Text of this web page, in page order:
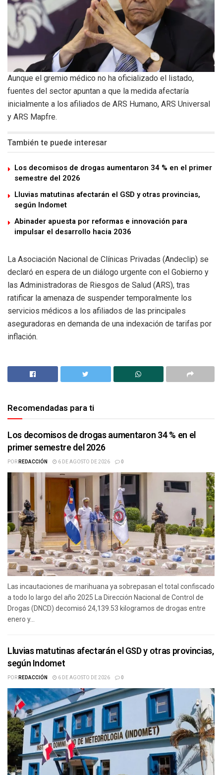
Aunque el gremio médico no ha oficializado el listado,
fuentes del sector apuntan a que la medida afectaría
inicialmente a los afiliados de ARS Humano, ARS Universal
y ARS Mapfre.
También te puede interesar
Los decomisos de drogas aumentaron 34 % en el primer
semestre del 2026
Lluvias matutinas afectarán el GSD y otras provincias,
según Indomet
Abinader apuesta por reformas e innovación para
impulsar el desarrollo hacia 2036
La Asociación Nacional de Clínicas Privadas (Andeclip) se
declaró en espera de un diálogo urgente con el Gobierno y
las Administradoras de Riesgos de Salud (ARS), tras
ratificar la amenaza de suspender temporalmente los
servicios médicos a los afiliados de las principales
aseguradoras en demanda de una indexación de tarifas por
inflación.
Recomendadas para ti
Los decomisos de drogas aumentaron 34 % en el
primer semestre del 2026
PORREDACCIÓN 6 DE AGOSTO DE 2026 0
Las incautaciones de marihuana ya sobrepasan el total confiscado
a todo lo largo del año 2025 La Dirección Nacional de Control de
Drogas (DNCD) decomisó 24,139.53 kilogramos de drogas entre
enero y...
Lluvias matutinas afectarán el GSD y otras provincias,
según Indomet
PORREDACCIÓN 6 DE AGOSTO DE 2026 0